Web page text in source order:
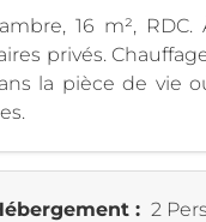
16 m²,
privés.
la pièce de vie
: 2